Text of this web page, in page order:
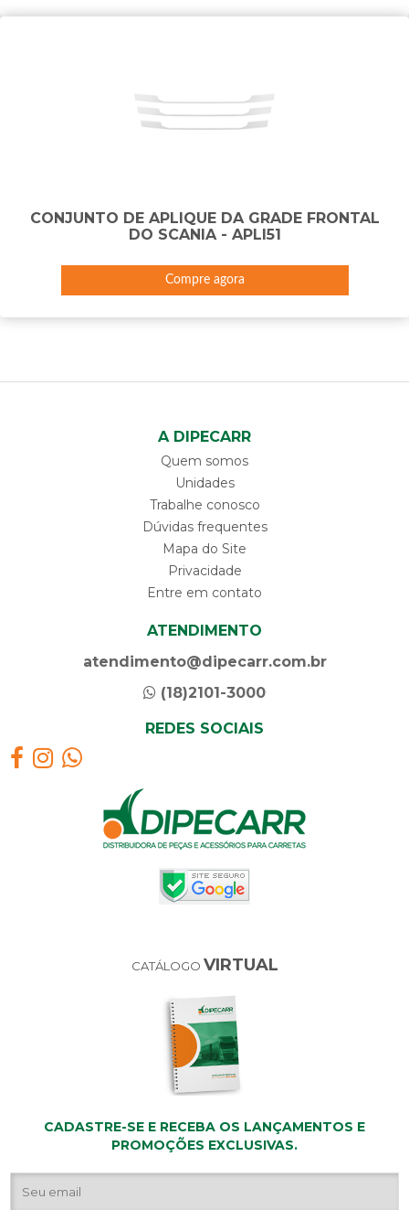
CONJUNTO DE APLIQUE DA GRADE FRONTAL
DO SCANIA - APLI51
Compre agora
A DIPECARR
Quem somos
Unidades
Trabalhe conosco
Dúvidas frequentes
Mapa do Site
Privacidade
Entre em contato
ATENDIMENTO
atendimento@dipecarr.com.br
(18)2101-3000
REDES SOCIAIS
CATÁLOGO VIRTUAL
CADASTRE-SE E RECEBA OS LANÇAMENTOS E
PROMOÇÕES EXCLUSIVAS.